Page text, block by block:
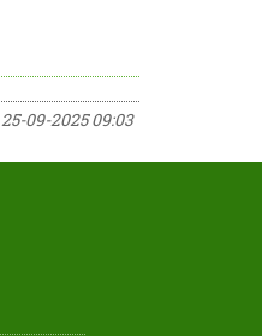
25-09-2025 09:03